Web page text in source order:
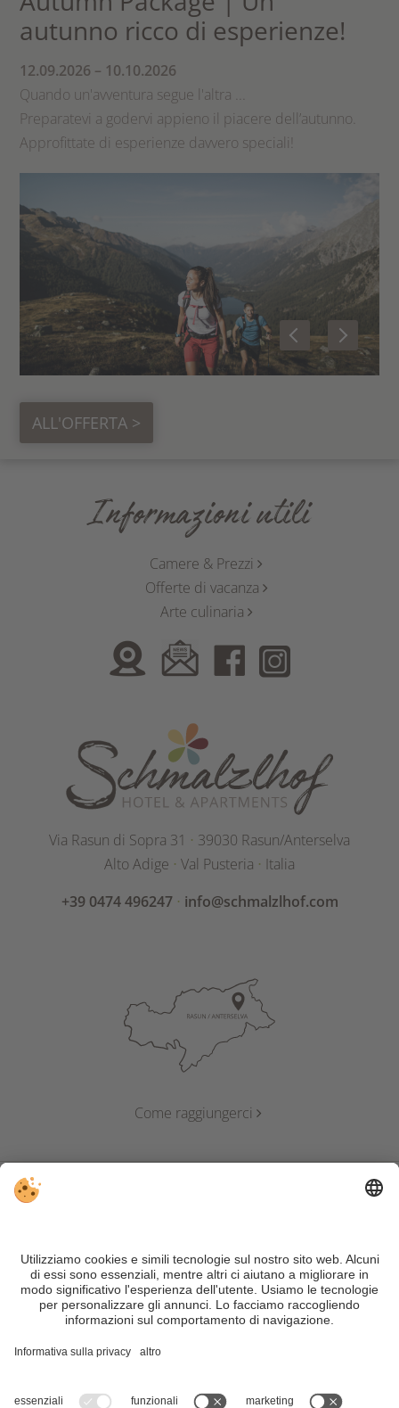
autunno ricco di esperienze!
12.09.2026 – 10.10.2026
Quando un'avventura segue l'altra ...
Preparatevi a godervi appieno il piacere dell’autunno.
Approfittate di esperienze davvero speciali!
ALL'OFFERTA >
Informazioni utili
Camere & Prezzi
Offerte di vacanza
Arte culinaria
Via Rasun di Sopra 31 ⋅ 39030 Rasun/Anterselva
Alto Adige ⋅ Val Pusteria ⋅ Italia
+39 0474 496247 ⋅ info@schmalzlhof.com
Come raggiungerci